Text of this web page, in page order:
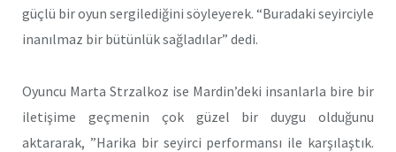
güçlü bir oyun sergilediğini söyleyerek. “Buradaki seyirciyle
inanılmaz bir bütünlük sağladılar” dedi.
Oyuncu Marta Strzalkoz ise Mardin’deki insanlarla bire bir
iletişime geçmenin çok güzel bir duygu olduğunu
aktararak, ”Harika bir seyirci performansı ile karşılaştık.